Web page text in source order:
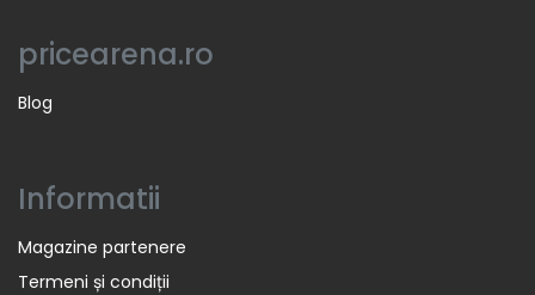
pricearena.ro
Blog
Informatii
Magazine partenere
Termeni și condiții